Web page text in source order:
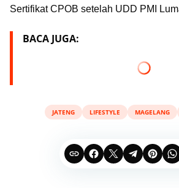
Sertifikat CPOB setelah UDD PMI
BACA JUGA:
JATENG LIFESTYLE MAGELANG